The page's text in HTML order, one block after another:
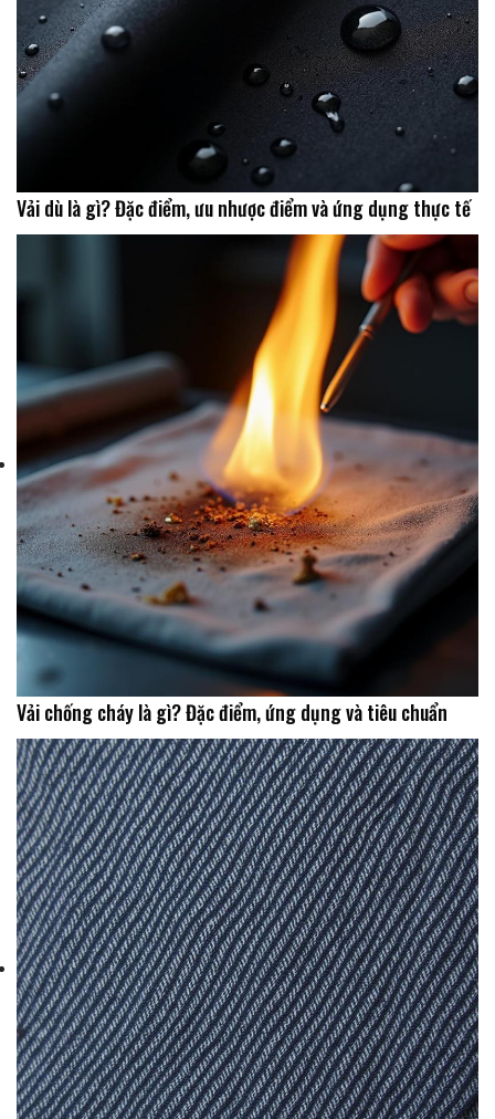
Vải dù là gì? Đặc điểm, ưu nhược điểm và ứng dụng thực tế
Vải chống cháy là gì? Đặc điểm, ứng dụng và tiêu chuẩn